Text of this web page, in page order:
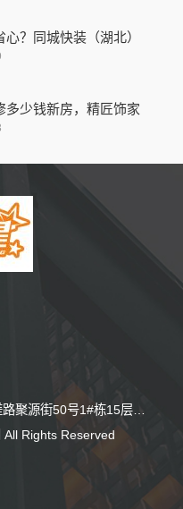
？同城快装（湖北）
多少钱新房，精匠饰家
公司地址：广东广州市白云区石槎路聚源街50号1#栋15层1508室
Rights Reserved